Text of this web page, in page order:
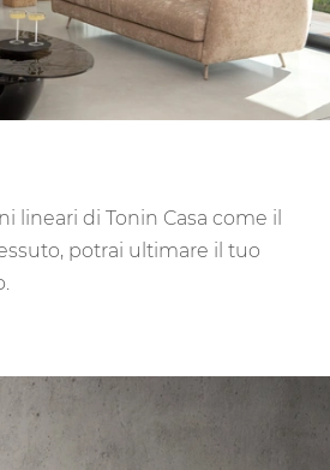
lineari di Tonin Casa come il
potrai ultimare il tuo